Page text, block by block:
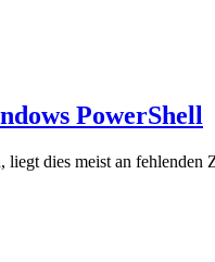
PowerShell
dies meist an